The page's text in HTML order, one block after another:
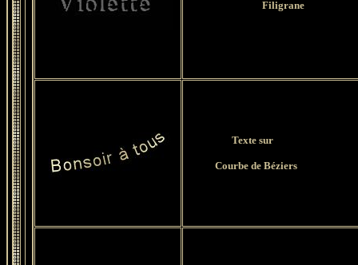
Filigrane
Texte sur
Courbe de Béziers